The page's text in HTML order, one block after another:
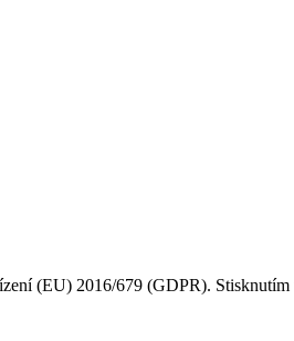
(EU) 2016/679 (GDPR). Stisknutím